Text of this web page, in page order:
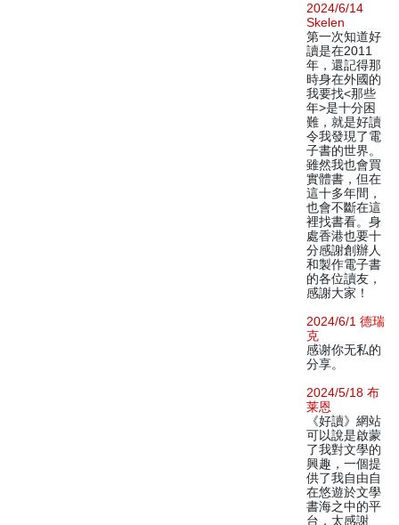
2024/6/14
Skelen
第一次知道好
讀是在2011
年，還記得那
時身在外國的
我要找<那些
年>是十分困
難，就是好讀
令我發現了電
子書的世界。
雖然我也會買
實體書，但在
這十多年間，
也會不斷在這
裡找書看。身
處香港也要十
分感謝創辦人
和製作電子書
的各位讀友，
感謝大家！
2024/6/1 德瑞
克
感谢你无私的
分享。
2024/5/18 布
莱恩
《好讀》網站
可以說是啟蒙
了我對文學的
興趣，一個提
供了我自由自
在悠遊於文學
書海之中的平
台，太感謝